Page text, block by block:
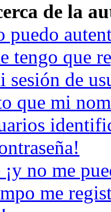
de la
puedo
tengo que
sesión de
que mi
no me
me